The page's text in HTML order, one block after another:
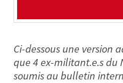
Ci-dessous une version
que 4 ex-militant.e.s du
soumis au bulletin